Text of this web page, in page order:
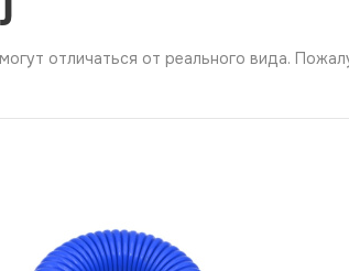
отличаться от реального вида.